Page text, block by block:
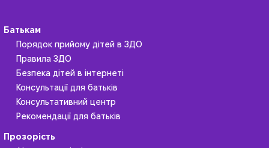
Батькам
Порядок прийому дітей в ЗДО
Правила ЗДО
Безпека дітей в інтернеті
Консультації для батьків
Консультативний центр
Рекомендації для батьків
Прозорість